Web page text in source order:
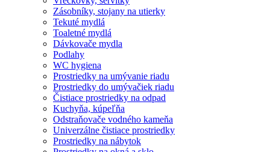
Zásobníky, stojany na utierky
Tekuté mydlá
Toaletné mydlá
Dávkovače mydla
Podlahy
WC hygiena
Prostriedky na umývanie riadu
Prostriedky do umývačiek riadu
Čistiace prostriedky na odpad
Kuchyňa, kúpeľňa
Odstraňovače vodného kameňa
Univerzálne čistiace prostriedky
Prostriedky na nábytok